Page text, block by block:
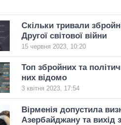
Скільки тривали
Другої світової війни
15 червня 2023, 10:20
Топ збройних та
них відомо
3 квітня 2023, 17:54
Вірменія допустила
Азербайджану та вихід